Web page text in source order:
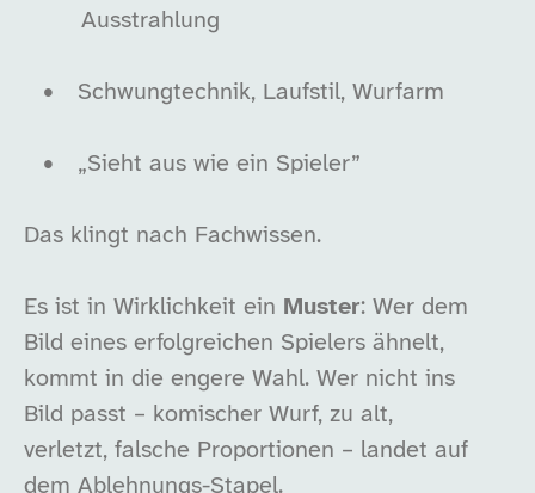
Ausstrahlung
• Schwungtechnik, Laufstil, Wurfarm
• „Sieht aus wie ein Spieler”
Das klingt nach Fachwissen.
Es ist in Wirklichkeit ein Muster: Wer dem
Bild eines erfolgreichen Spielers ähnelt,
kommt in die engere Wahl. Wer nicht ins
Bild passt – komischer Wurf, zu alt,
verletzt, falsche Proportionen – landet auf
dem Ablehnungs-Stapel.